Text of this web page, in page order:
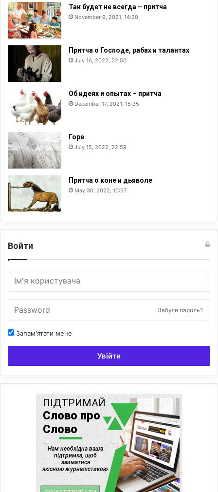
Так будет не всегда – притча
November 9, 2021, 14:20
Притча о Господе, рабах и талантах
July 16, 2022, 22:50
Об идеях и опытах – притча
December 17, 2021, 15:35
Горе
July 15, 2022, 22:59
Притча о коне и дьяволе
May 30, 2022, 10:57
Войти
Забули пароль?
Запам'ятати мене
Увійти